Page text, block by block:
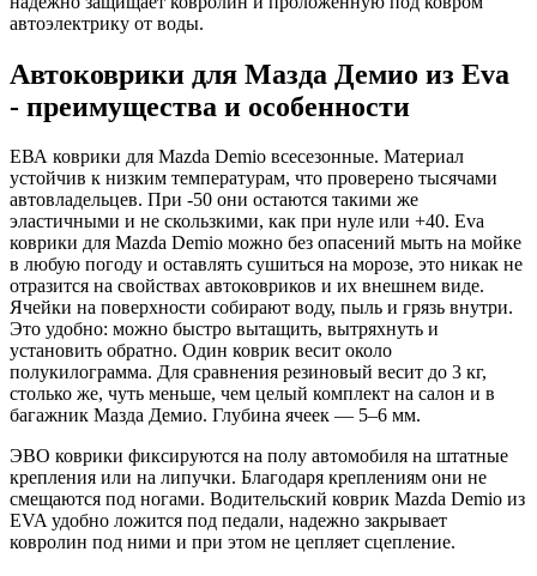
автоэлектрику от воды.
Автоковрики для Мазда Демио из Eva
- преимущества и особенности
ЕВА коврики для Mazda Demio всесезонные. Материал
устойчив к низким температурам, что проверено тысячами
автовладельцев. При -50 они остаются такими же
эластичными и не скользкими, как при нуле или +40. Eva
коврики для Mazda Demio можно без опасений мыть на мойке
в любую погоду и оставлять сушиться на морозе, это никак не
отразится на свойствах автоковриков и их внешнем виде.
Ячейки на поверхности собирают воду, пыль и грязь внутри.
Это удобно: можно быстро вытащить, вытряхнуть и
установить обратно. Один коврик весит около
полукилограмма. Для сравнения резиновый весит до 3 кг,
столько же, чуть меньше, чем целый комплект на салон и в
багажник Мазда Демио. Глубина ячеек — 5–6 мм.
ЭВО коврики фиксируются на полу автомобиля на штатные
крепления или на липучки. Благодаря креплениям они не
смещаются под ногами. Водительский коврик Mazda Demio из
EVA удобно ложится под педали, надежно закрывает
ковролин под ними и при этом не цепляет сцепление.